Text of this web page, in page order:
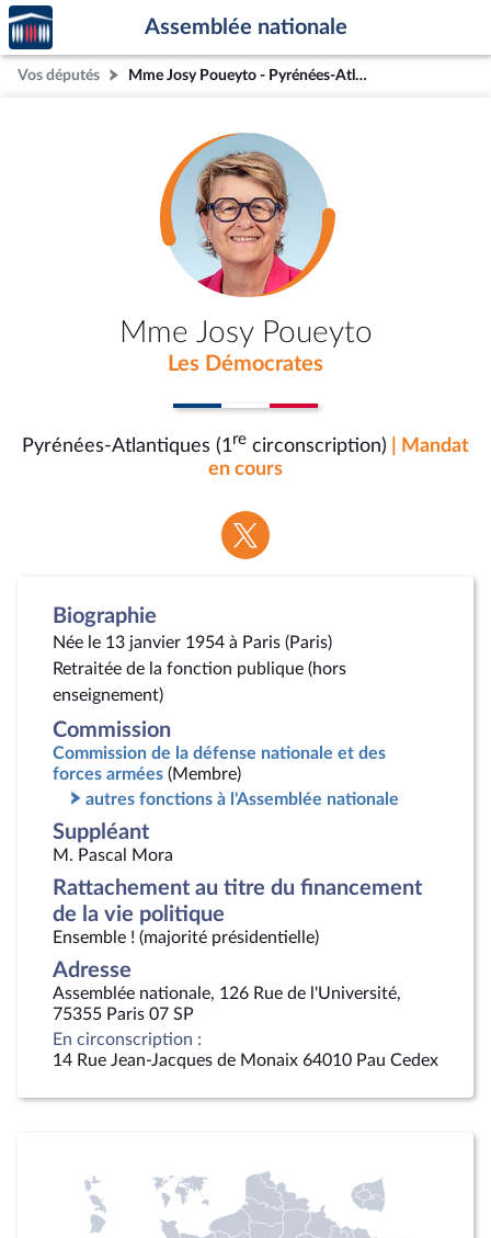
Aller au contenu
Aller en bas de la page
Accèder
à la
page
d'accueil
Assemblée nationale
Vos députés Mme Josy Poueyto - Pyrénées-Atlantiques (1re circonscription)
Mme Josy Poueyto
Les Démocrates
Pyrénées-Atlantiques (1re circonscription)
| Mandat
en cours
Voir
la
Biographie
Née le 13 janvier 1954 à Paris (Paris)
Retraitée de la fonction publique (hors
enseignement)
Commission
Commission de la défense nationale et des
forces armées (Membre)
autres fonctions à l'Assemblée nationale
Suppléant
M. Pascal Mora
Rattachement au titre du financement
de la vie politique
Ensemble ! (majorité présidentielle)
Adresse
Assemblée nationale, 126 Rue de l'Université,
75355 Paris 07 SP
En circonscription :
14 Rue Jean-Jacques de Monaix 64010 Pau Cedex